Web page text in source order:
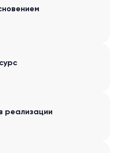
реализации